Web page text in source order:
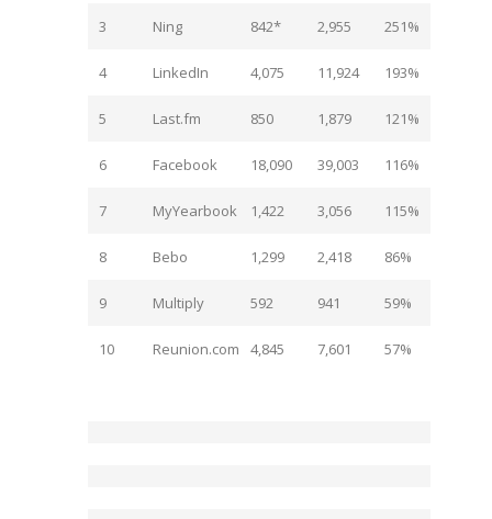
3 Ning 842* 2,955 251%
4 LinkedIn 4,075 11,924 193%
5 Last.fm 850 1,879 121%
6 Facebook 18,090 39,003 116%
7 MyYearbook 1,422 3,056 115%
8 Bebo 1,299 2,418 86%
9 Multiply 592 941 59%
10 Reunion.com 4,845 7,601 57%